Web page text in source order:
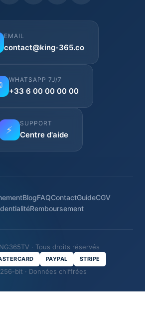
EMAIL
contact@king-365.co
WHATSAPP 7J/7
+33 6 00 00 00 00
⚡
SUPPORT
Centre d'aide
BlogFAQContactGuideCGV
Remboursement
· Tous droits réservés
PAYPAL STRIPE
256-bit · Données chiffrées